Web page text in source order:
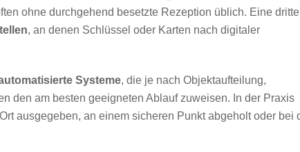
ohne durchgehend besetzte Rezeption üblich. Eine dritte
, an denen Schlüssel oder Karten nach digitaler
Systeme, die je nach Objektaufteilung,
den am besten geeigneten Ablauf zuweisen. In der Praxis
ausgegeben, an einem sicheren Punkt abgeholt oder bei